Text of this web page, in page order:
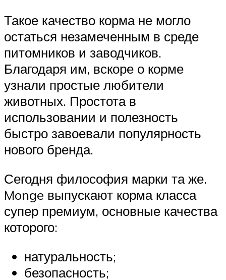
Такое качество корма не могло
остаться незамеченным в среде
питомников и заводчиков.
Благодаря им, вскоре о корме
узнали простые любители
животных. Простота в
использовании и полезность
быстро завоевали популярность
нового бренда.
Сегодня философия марки та же.
Monge выпускают корма класса
супер премиум, основные качества
которого:
натуральность;
безопасность;